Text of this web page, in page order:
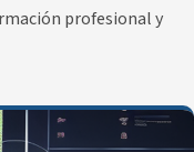
profesional y